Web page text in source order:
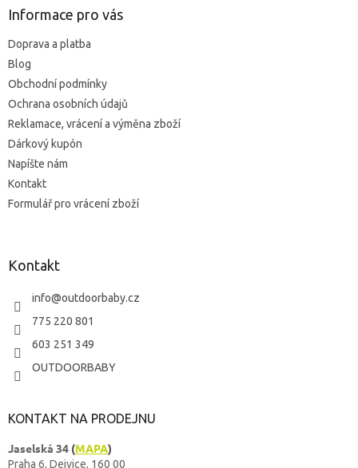
Informace pro vás
Doprava a platba
Blog
Obchodní podmínky
Ochrana osobních údajů
Reklamace, vrácení a výměna zboží
Dárkový kupón
Napíšte nám
Kontakt
Formulář pro vrácení zboží
Kontakt
info@outdoorbaby.cz
775 220 801
603 251 349
OUTDOORBABY
KONTAKT NA PRODEJNU
Jaselská 34 (MAPA)
Praha 6, Dejvice, 160 00